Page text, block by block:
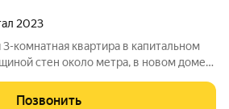
2023
комнатная квартира в капитальном
стен около метра, в новом доме
района города, при этом
Позвонить